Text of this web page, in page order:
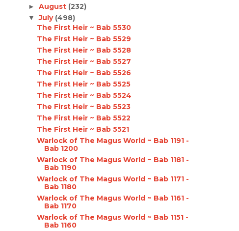
► August (232)
▼July (498)
The First Heir ~ Bab 5530
The First Heir ~ Bab 5529
The First Heir ~ Bab 5528
The First Heir ~ Bab 5527
The First Heir ~ Bab 5526
The First Heir ~ Bab 5525
The First Heir ~ Bab 5524
The First Heir ~ Bab 5523
The First Heir ~ Bab 5522
The First Heir ~ Bab 5521
Warlock of The Magus World ~ Bab 1191 -
Bab 1200
Warlock of The Magus World ~ Bab 1181 -
Bab 1190
Warlock of The Magus World ~ Bab 1171 -
Bab 1180
Warlock of The Magus World ~ Bab 1161 -
Bab 1170
Warlock of The Magus World ~ Bab 1151 -
Bab 1160